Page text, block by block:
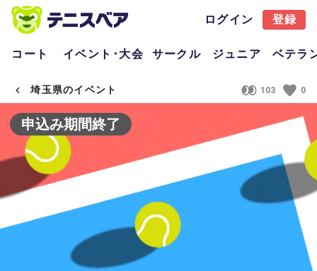
ログイン 登録
コート イベント･大会 サークル ジュニア ベテラ
埼玉県のイベント 103 0
申込み期間終了